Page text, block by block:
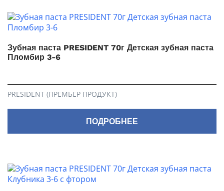
Зубная паста PRESIDENT 70г Детская зубная паста
Пломбир 3-6
PRESIDENT (ПРЕМЬЕР ПРОДУКТ)
ПОДРОБНЕЕ